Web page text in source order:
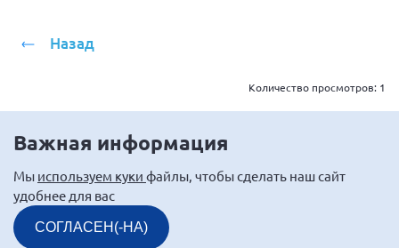
Назад
Количество просмотров: 1
Важная информация
Мы используем куки файлы, чтобы сделать наш сайт
удобнее для вас
СОГЛАСЕН(-НА)